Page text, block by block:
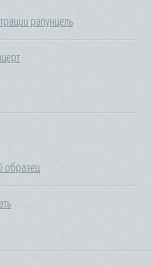
рапунцель
образец